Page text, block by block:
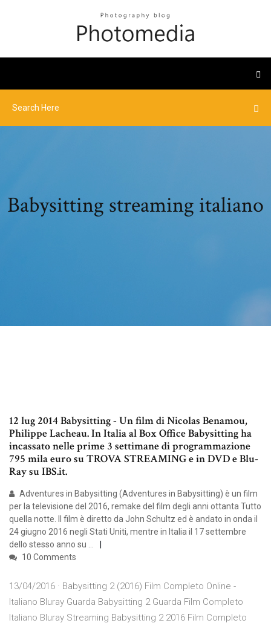
Babysitting streaming italiano
12 lug 2014 Babysitting - Un film di Nicolas Benamou,
Philippe Lacheau. In Italia al Box Office Babysitting ha
incassato nelle prime 3 settimane di programmazione
795 mila euro su TROVA STREAMING e in DVD e Blu-
Ray su IBS.it.
Adventures in Babysitting (Adventures in Babysitting) è un film
per la televisione del 2016, remake del film degli anni ottanta Tutto
quella notte. Il film è diretto da John Schultz ed è andato in onda il
24 giugno 2016 negli Stati Uniti, mentre in Italia il 17 settembre
dello stesso anno su …
10 Comments
13/04/2016 · Babysitting 2 (2016) Film Completo Online -
Italiano Bluray Guarda Babysitting 2 Guarda Film Completo
Italiano Bluray Streaming Babysitting 2 2016 Film Completo